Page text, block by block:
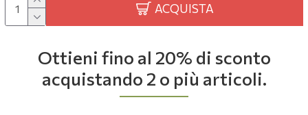
ACQUISTA
Ottieni fino al 20% di sconto
acquistando 2 o più articoli.